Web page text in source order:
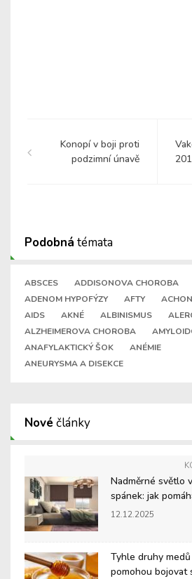
Konopí v boji proti
podzimní únavě
Podobná témata
ABSCES
ADDISONOVA CHOROBA
ADENOM HYPOFÝZY
AFTY
AIDS
AKNÉ ALBINISMUS
ALZHEIMEROVA CHOROBA
ANAFYLAKTICKÝ ŠOK
ANÉMIE
ANEURYSMA A DISEKCE
Nové články
Nadměrné světlo
spánek: jak
12.12.2025
Tyhle druhy
pomohou bojovat